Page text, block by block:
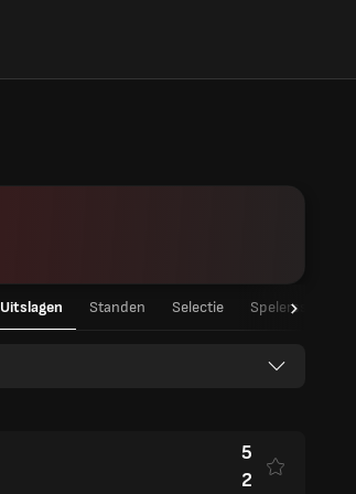
Uitslagen Standen Selectie
5
2